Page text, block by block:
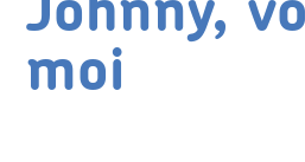
Johnny,
moi